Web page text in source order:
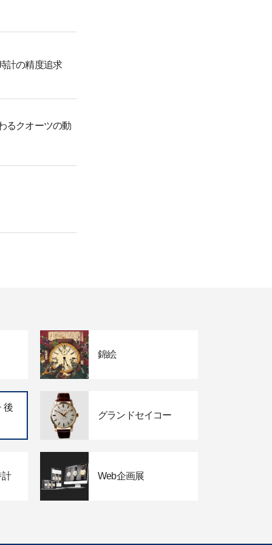
計の精度追求
るクオーツの動
錦絵
後
グランドセイコー
Web企画展